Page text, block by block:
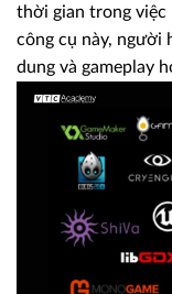
thời gian trong
công cụ này, người
dung và gameplay